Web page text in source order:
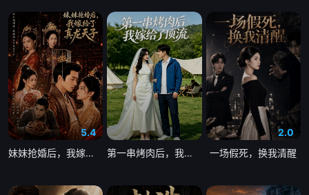
5.4
妹妹抢婚后，我嫁给了真龙天子
第一串烤肉后，我嫁给了顶流
2.0
一场假死，换我清醒